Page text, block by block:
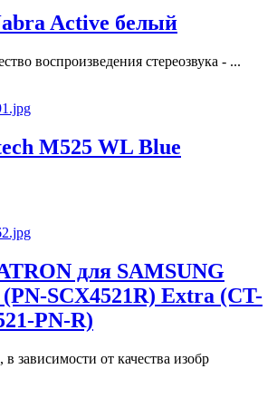
Active белый
воспроизведения стереозвука - ...
M525 WL Blue
для SAMSUNG
(PN-SCX4521R) Extra (CT-
PN-R)
зависимости от качества изобр